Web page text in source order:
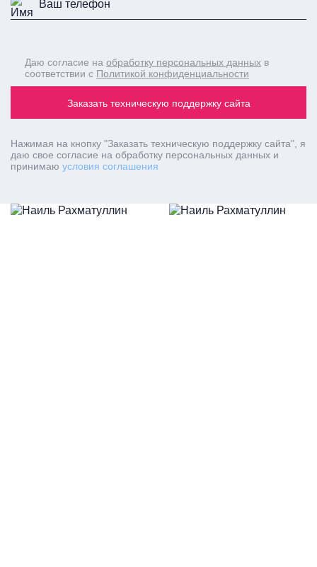
Заказать техническую поддержку сайта
Даю согласие на обработку персональных данных в
соответствии с Политикой конфиденциальности
Нажимая на кнопку "Заказать техническую поддержку сайта" , я
даю свое согласие на обработку персональных данных и
принимаю условия соглашения